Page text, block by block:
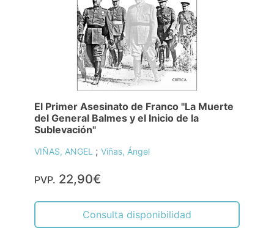
El Primer Asesinato de Franco "La Muerte
del General Balmes y el Inicio de la
Sublevación"
VIÑAS, ANGEL ; Viñas, Ángel
PVP. 22,90€
Consulta disponibilidad